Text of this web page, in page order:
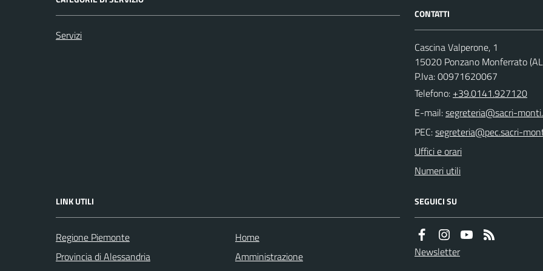
Servizi
CONTATTI
Cascina Valperone, 1
15020 Ponzano Monferrato
P.Iva: 00971620067
Telefono: +39.0141.927120
E-mail:
PEC:
Uffici e orari
Numeri utili
LINK UTILI
Regione Piemonte
Provincia di Alessandria
Home
Amministrazione
SEGUICI SU
Newsletter